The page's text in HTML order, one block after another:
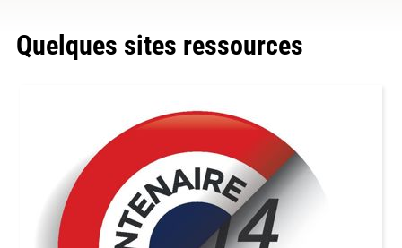
Quelques sites ressources